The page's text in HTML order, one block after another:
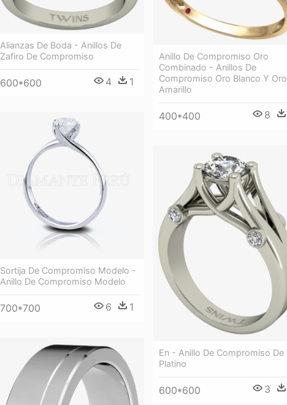
Alianzas De Boda - Anillos De
Zafiro De Compromiso
600*600 4 1
Anillo De Compromiso Oro
Combinado - Anillos De
Compromiso Oro Blanco Y Oro
Amarillo
400*400 8
Sortija De Compromiso Modelo -
Anillo De Compromiso Modelo
700*700 6 1
En - Anillo De Compromiso De
Platino
600*600 3